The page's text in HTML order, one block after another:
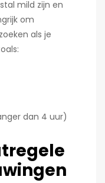
mild zijn en
om
als je
dan 4 uur)